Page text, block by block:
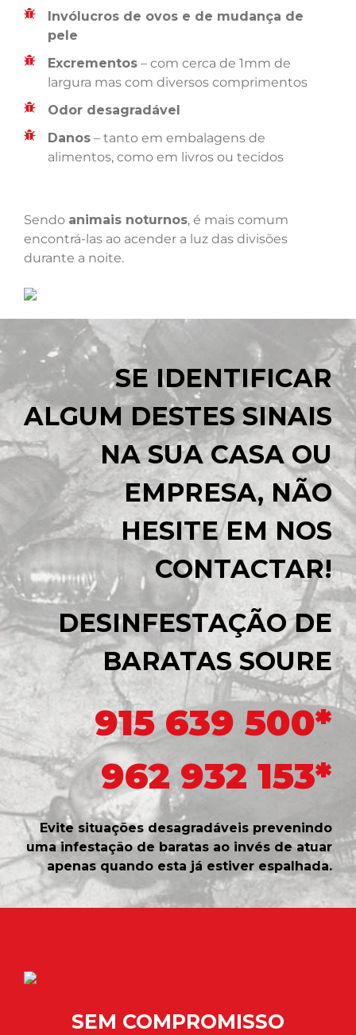
Invólucros de ovos e de mudança de
pele
Excrementos – com cerca de 1mm de
largura mas com diversos comprimentos
Odor desagradável
Danos – tanto em embalagens de
alimentos, como em livros ou tecidos
Sendo animais noturnos, é mais comum
encontrá-las ao acender a luz das divisões
durante a noite.
SE IDENTIFICAR
ALGUM DESTES SINAIS
NA SUA CASA OU
EMPRESA, NÃO
HESITE EM NOS
CONTACTAR!
DESINFESTAÇÃO DE
BARATAS SOURE
915 639 500*
962 932 153*
Evite situações desagradáveis prevenindo
uma infestação de baratas ao invés de atuar
apenas quando esta já estiver espalhada.
SEM COMPROMISSO